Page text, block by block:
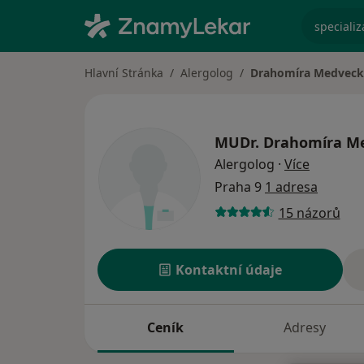
Hlavní Stránka Alergolog Drahomíra
MUDr. Drahomíra
Alergolog · Více
Praha 9 1 adresa
15 názorů
Kontaktní údaje
Ceník Adresy